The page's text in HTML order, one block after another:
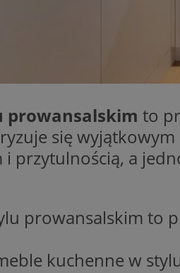
prowansalskim to
się
i przytulnością, a
prowansalskim to
kuchenne w
__cf_bm
__cf_bm